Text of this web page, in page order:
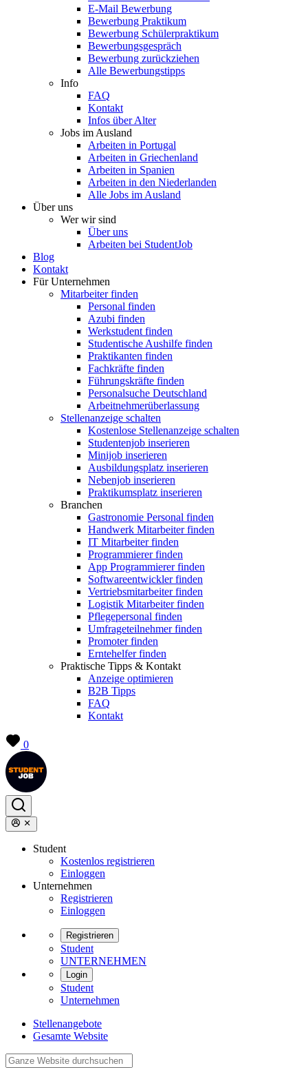
E-Mail Bewerbung
Bewerbung Praktikum
Bewerbung Schülerpraktikum
Bewerbungsgespräch
Bewerbung zurückziehen
Alle Bewerbungstipps
Info
FAQ
Kontakt
Infos über Alter
Jobs im Ausland
Arbeiten in Portugal
Arbeiten in Griechenland
Arbeiten in Spanien
Arbeiten in den Niederlanden
Alle Jobs im Ausland
Über uns
Wer wir sind
Über uns
Arbeiten bei StudentJob
Blog
Kontakt
Für Unternehmen
Mitarbeiter finden
Personal finden
Azubi finden
Werkstudent finden
Studentische Aushilfe finden
Praktikanten finden
Fachkräfte finden
Führungskräfte finden
Personalsuche Deutschland
Arbeitnehmerüberlassung
Stellenanzeige schalten
Kostenlose Stellenanzeige schalten
Studentenjob inserieren
Minijob inserieren
Ausbildungsplatz inserieren
Nebenjob inserieren
Praktikumsplatz inserieren
Branchen
Gastronomie Personal finden
Handwerk Mitarbeiter finden
IT Mitarbeiter finden
Programmierer finden
App Programmierer finden
Softwareentwickler finden
Vertriebsmitarbeiter finden
Logistik Mitarbeiter finden
Pflegepersonal finden
Umfrageteilnehmer finden
Promoter finden
Erntehelfer finden
Praktische Tipps & Kontakt
Anzeige optimieren
B2B Tipps
FAQ
Kontakt
0
Student
Kostenlos registrieren
Einloggen
Unternehmen
Registrieren
Einloggen
Registrieren
Student
UNTERNEHMEN
Login
Student
Unternehmen
Stellenangebote
Gesamte Website